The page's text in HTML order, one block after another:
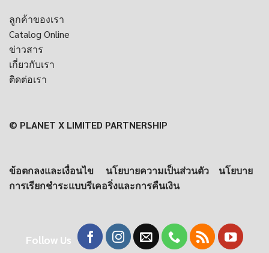
ลูกค้าของเรา
Catalog Online
ข่าวสาร
เกี่ยวกับเรา
ติดต่อเรา
© PLANET X LIMITED PARTNERSHIP
ข้อตกลงและเงื่อนไข นโยบายความเป็นส่วนตัว
นโยบาย
การเรียกชำระแบบรีเคอริ่งและการคืนเงิน
Follow Us